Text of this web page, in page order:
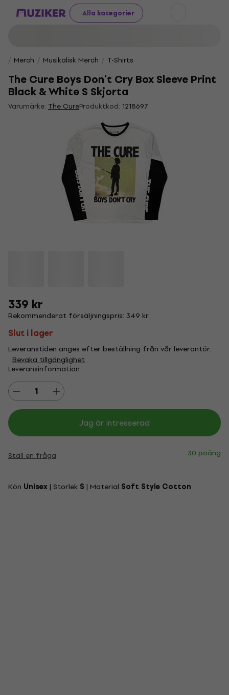
Alla kategorier
Merch Musikalisk Merch T-Shirts
The Cure Boys Don't Cry Box Sleeve Print
Black & White S Skjorta
Varumärke: The CureProduktkod: 1218697
339 kr
Rekommenderat försäljningspris: 349 kr
Slut i lager
Leveranstiden anges efter beställning från vår leverantör.
Bevaka tillgänglighet
Leveransinformation
Jag är intresserad
Ställ en fråga 30 poäng
Kön Unisex | Storlek S | Material Soft Style Cotton